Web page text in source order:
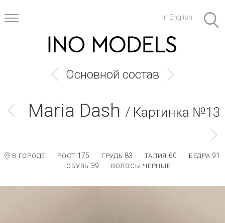
in English
Основной состав
Maria Dash / Картинка №13
В ГОРОДЕ РОСТ 175 ГРУДЬ 83 ТАЛИЯ 60 БЕДРА 91
ОБУВЬ 39 ВОЛОСЫ ЧЕРНЫЕ